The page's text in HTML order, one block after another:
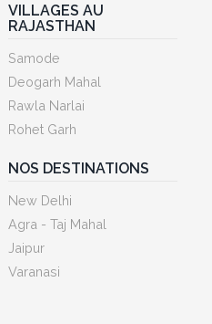
VILLAGES AU
RAJASTHAN
Samode
Deogarh Mahal
Rawla Narlai
Rohet Garh
NOS DESTINATIONS
New Delhi
Agra - Taj Mahal
Jaipur
Varanasi